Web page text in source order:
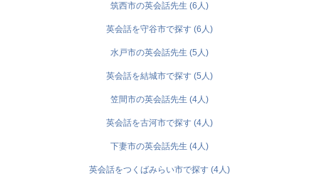
筑西市の英会話先生 (6人)
英会話を守谷市で探す (6人)
水戸市の英会話先生 (5人)
英会話を結城市で探す (5人)
笠間市の英会話先生 (4人)
英会話を古河市で探す (4人)
下妻市の英会話先生 (4人)
英会話をつくばみらい市で探す (4人)